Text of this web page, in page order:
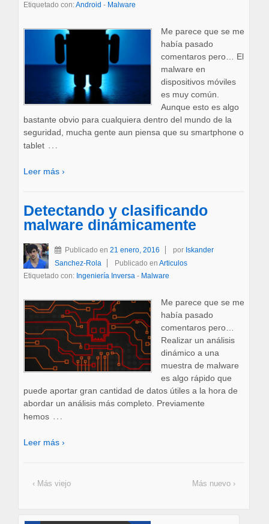
Etiquetado con:Android - Malware
Me parece que se me
había pasado
comentaros pero… El
malware en
dispositivos móviles
es muy común.
Aunque esto es algo
bastante obvio para cualquiera dentro del mundo de la
seguridad, mucha gente aun piensa que su smartphone o
tablet …
Leer más ›
Detectando y clasificando
malware dinámicamente
Publicado en 21 enero, 2016 por Iskander
Sanchez-Rola
Publicado en Articulos
Etiquetado con: Ingeniería Inversa- Malware
Me parece que se me
había pasado
comentaros pero…
Realizar un análisis
dinámico a una
muestra de malware
es algo rápido que
puede aportar gran cantidad de datos útiles a la hora de
abordar un análisis más completo. Previamente
hemos …
Leer más ›
‹ Más viejo Más nuevo ›